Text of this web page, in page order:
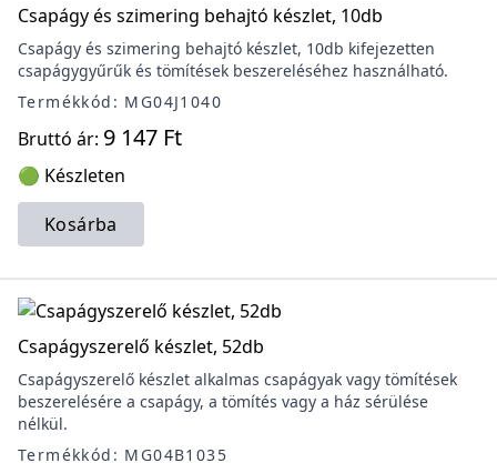
Csapágy és szimering behajtó készlet, 10db
Csapágy és szimering behajtó készlet, 10db kifejezetten
csapágygyűrűk és tömítések beszereléséhez használható.
Termékkód: MG04J1040
Bruttó ár: 9 147 Ft
🟢 Készleten
Kosárba
Csapágyszerelő készlet, 52db
Csapágyszerelő készlet alkalmas csapágyak vagy tömítések
beszerelésére a csapágy, a tömítés vagy a ház sérülése
nélkül.
Termékkód: MG04B1035